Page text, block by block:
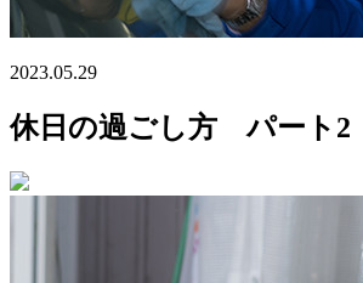
2023.05.29
休日の過ごし方 パート2